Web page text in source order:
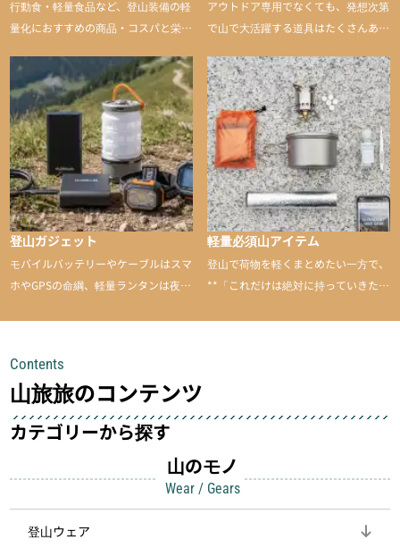
行動食・軽量食品など、登山装備の軽
量化におすすめの商品・コスパと栄養
アウトドア専用でなくても、発想次第
で山で大活躍する道具はたくさんあり
山に持ち込むと快適性や安心感をグッ
と引き上げてくれる――そんな意外性
のあるアイテムを紹介
登山ガジェット
モバイルバッテリーやケーブルはスマ
ホやGPSの命綱、軽量ランタンは夜間
して安全にしてくれます
軽量必須山アイテム
登山で荷物を軽くまとめたい一方で、
**「これだけは絶対に持っていきた
Contents
山旅旅のコンテンツ
カテゴリーから探す
山のモノ
Wear / Gears
登山ウェア